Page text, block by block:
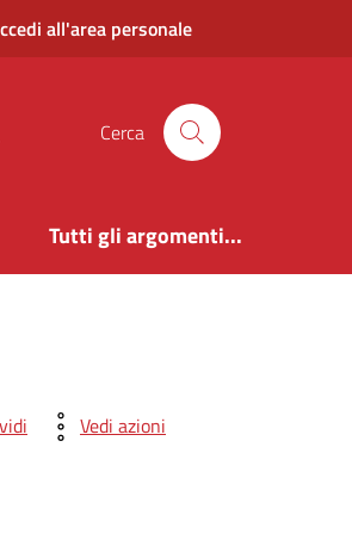
all'area personale
Cerca
Tutti gli argomenti...
Vedi azioni